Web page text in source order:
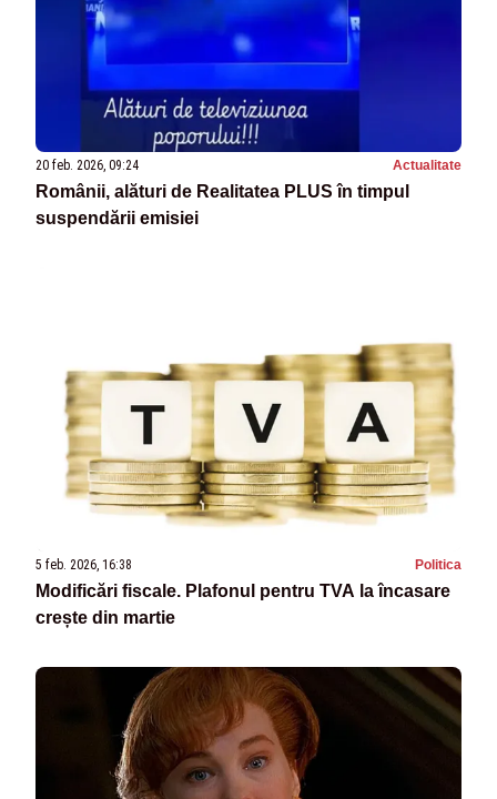
20 feb. 2026, 09:24 Actualitate
Românii, alături de Realitatea PLUS în timpul
suspendării emisiei
5 feb. 2026, 16:38 Politica
Modificări fiscale. Plafonul pentru TVA la încasare
crește din martie